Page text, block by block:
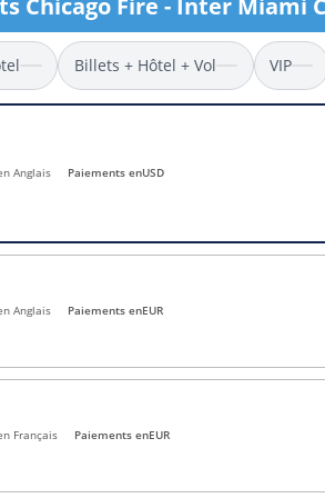
Billets Coupe d’Asie 2027
Billets Euro 2028
Billets Copa América
Billets + Hôtel + Vol VIP
Anglais Paiements enUSD
Anglais Paiements enEUR
Français Paiements enEUR